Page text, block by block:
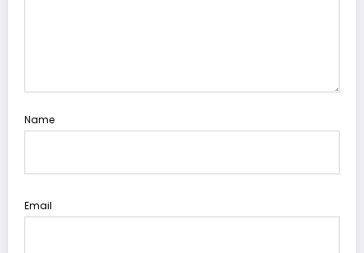
Name
Email